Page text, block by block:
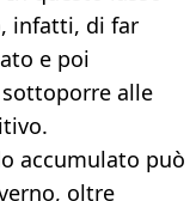
infatti, di far
e poi
alle
accumulato può
oltre